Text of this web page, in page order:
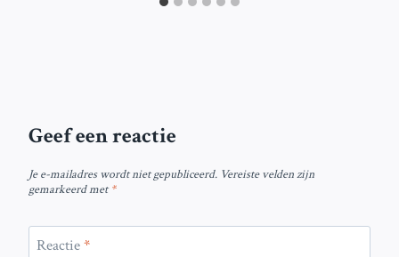
Geef een reactie
Je e-mailadres wordt niet gepubliceerd. Vereiste velden zijn
gemarkeerd met*
Reactie*